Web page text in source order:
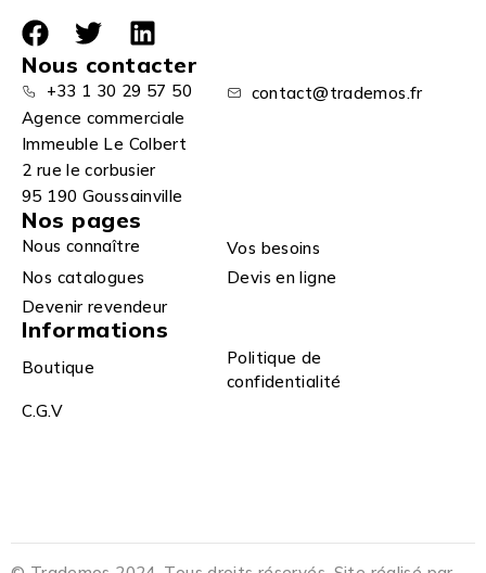
Nous contacter
+33 1 30 29 57 50
contact@trademos.fr
Agence commerciale
Immeuble Le Colbert
2 rue le corbusier
95 190 Goussainville
Nos pages
Nous connaître
Vos besoins
Nos catalogues
Devis en ligne
Devenir revendeur
Informations
Boutique
Politique de
confidentialité
C.G.V